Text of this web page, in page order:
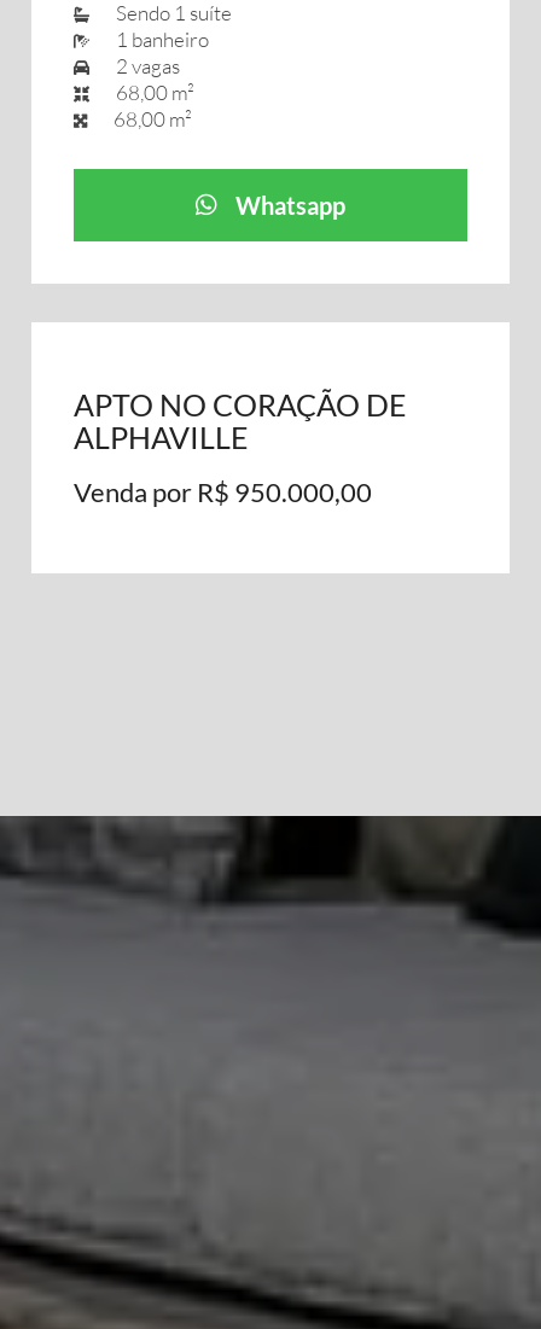
Sendo 1 suíte
1 banheiro
2 vagas
68,00 m²
68,00 m²
Whatsapp
APTO NO CORAÇÃO DE
ALPHAVILLE
Venda por R$ 950.000,00